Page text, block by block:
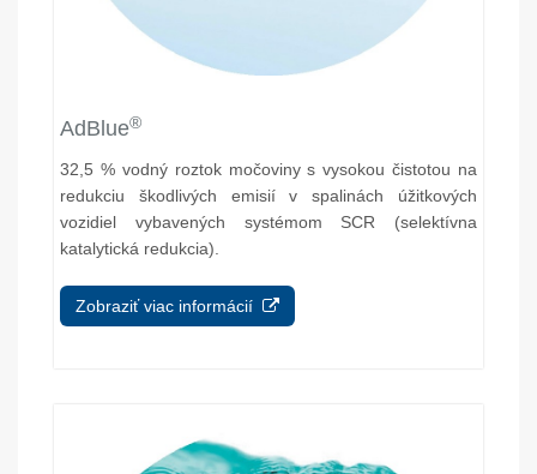
AdBlue®
32,5 % vodný roztok močoviny s vysokou čistotou na
redukciu škodlivých emisií v spalinách úžitkových
vozidiel vybavených systémom SCR (selektívna
katalytická redukcia).
Zobraziť viac informácií